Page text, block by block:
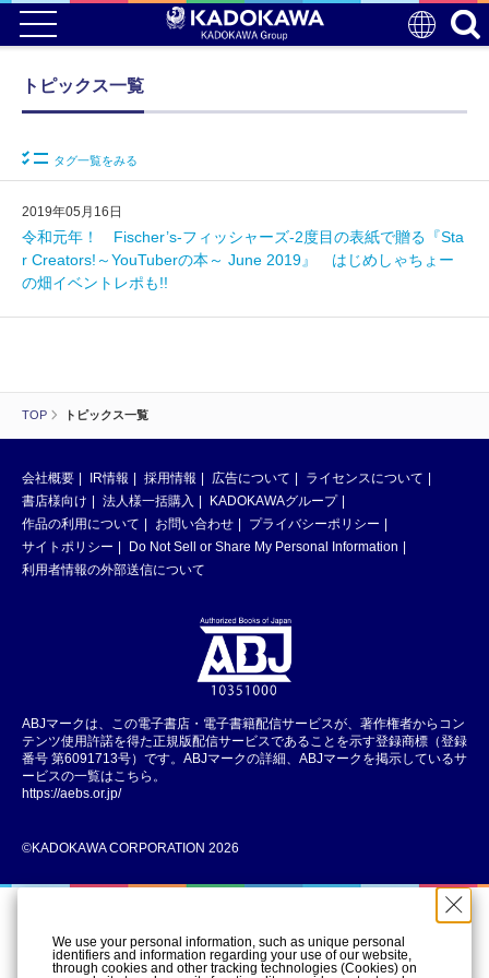
TOP トピックス一覧
トピックス一覧
タグ一覧をみる
2019年05月16日
令和元年！ Fischer’s-フィッシャーズ-2度目の表紙で贈る『Sta
r Creators!～YouTuberの本～ June 2019』 はじめしゃちょー
の畑イベントレポも!!
会社概要 IR情報 採用情報 広告について
ライセンスについて
書店様向け
法人様一括購入
KADOKAWAグループ
作品の利用について
お問い合わせ
プライバシーポリシー
サイトポリシー
Do Not Sell or Share My Personal Information
利用者情報の外部送信について
ABJマークは、この電子書店・電子書籍配信サービスが、著作権者からコン
テンツ使用許諾を得た正規版配信サービスであることを示す登録商標（登録
番号 第6091713号）です。ABJマークの詳細、ABJマークを掲示しているサ
ービスの一覧はこちら。
https://aebs.or.jp/
©KADOKAWA CORPORATION 2026
We use your personal information, such as unique personal
identifiers and information regarding your use of our website,
through cookies and other tracking technologies (Cookies) on